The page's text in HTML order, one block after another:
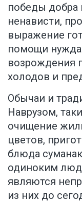
победы добра
ненависти,
выражение
помощи
возрождения
холодов и
Обычаи и
Наврузом,
очищение
цветов,
блюда
одиноким
являются
из них до